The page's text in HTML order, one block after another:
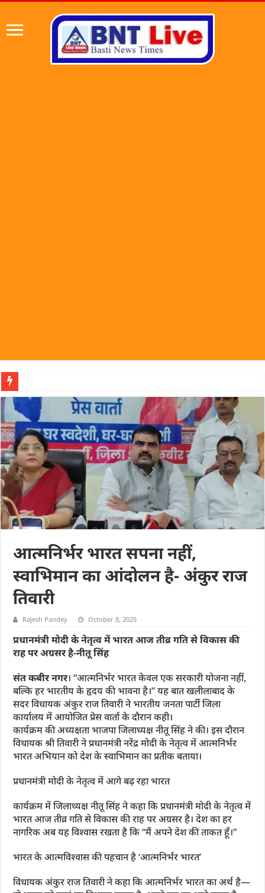
आत्मनिर्भर भारत सपना नहीं,
स्वाभिमान का आंदोलन है- अंकुर राज
तिवारी
Rajesh Pandey October 8, 2025
प्रधानमंत्री मोदी के नेतृत्व में भारत आज तीव्र गति से विकास की
राह पर अग्रसर है-नीतू सिंह
संत कबीर नगर। “आत्मनिर्भर भारत केवल एक सरकारी योजना नहीं,
बल्कि हर भारतीय के हृदय की भावना है।” यह बात खलीलाबाद के
सदर विधायक अंकुर राज तिवारी ने भारतीय जनता पार्टी जिला
कार्यालय में आयोजित प्रेस वार्ता के दौरान कही।
कार्यक्रम की अध्यक्षता भाजपा जिलाध्यक्ष नीतू सिंह ने की। इस दौरान
विधायक श्री तिवारी ने प्रधानमंत्री नरेंद्र मोदी के नेतृत्व में आत्मनिर्भर
भारत अभियान को देश के स्वाभिमान का प्रतीक बताया।
प्रधानमंत्री मोदी के नेतृत्व में आगे बढ़ रहा भारत
कार्यक्रम में जिलाध्यक्ष नीतू सिंह ने कहा कि प्रधानमंत्री मोदी के नेतृत्व में
भारत आज तीव्र गति से विकास की राह पर अग्रसर है। देश का हर
नागरिक अब यह विश्वास रखता है कि “मैं अपने देश की ताकत हूँ।”
भारत के आत्मविश्वास की पहचान है ‘आत्मनिर्भर भारत’
विधायक अंकुर राज तिवारी ने कहा कि आत्मनिर्भर भारत का अर्थ है—